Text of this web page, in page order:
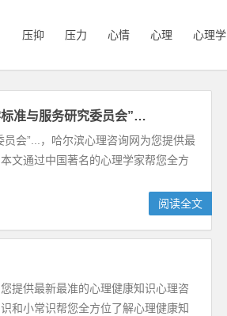
压抑 压力 心情 心理 心理学
准与服务研究委员会”…
会”...，哈尔滨心理咨询网为您提供最
文通过中国著名的心理学家帮您全方
阅读全文
提供最新最准的心理健康知识心理咨
和小常识帮您全方位了解心理健康知